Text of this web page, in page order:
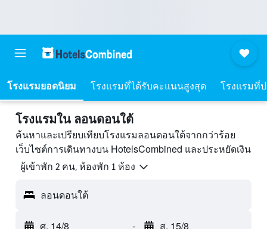
โรงแรมยอดนิยม โรงแรมที่ได้รับคะแนนสูงสุด โรงแรมที่
โรงแรมใน ลอนดอนใต้
ค้นหาและเปรียบเทียบโรงแรมลอนดอนใต้จากกว่าร้อย
เว็บไซต์การเดินทางบน HotelsCombined และประหยัดเงิน
ผู้เข้าพัก 2 คน, ห้องพัก 1 ห้อง
ลอนดอนใต้
ศ. 14/8 - ส. 15/8